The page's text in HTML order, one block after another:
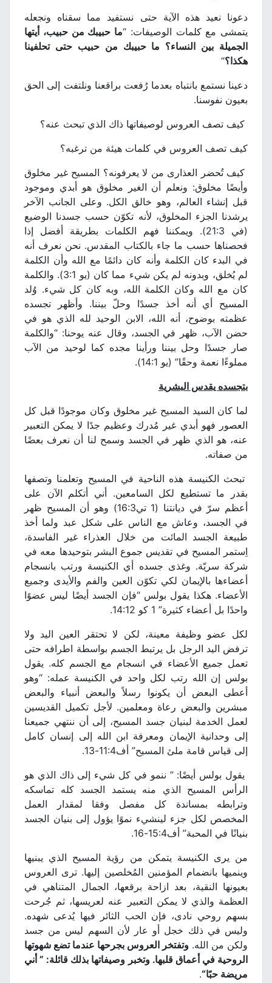
دعونا نعيد هذه الآية حتى نستفيد مما سقناه ونجعله
يتمشى مع كلمات الوصيفات: “ما حبيبك من حبيب، أيتها
الجميلة بين النساء؟ ما حبيبك من حبيب حتى تحلفينا
هكذا؟“
دعينا نستمع بانتباه بعدما رُفعت براقعنا ونلتفت إلى الحق
بعيون نفوسنا.
كيف تصف العروس لوصيفاتها ذاك الذي تبحث عنه؟
كيف تصف العروس في كلمات هيئة من ترغبه؟
كيف تُحضر العذارى من لا يعرفونه؟ المسيح غير مخلوق
وأيضًا مخلوق: ونعلم أن الغير مخلوق هو أبدي وموجود
قبل إنشاء العالم، وهو خالق الكل. وعلى الجانب الآخر
يرشدنا الجزء المخلوق، لأنه تكوّن حسب جسدنا الوضيع
(في 21:3). ويمكننا فهم الكلمات بطريقة أفضل إذا
فحصناها حسب ما جاء بالكتاب المقدس. نحن نعرف أنه
في البدء كان الكلمة وأنه كان دائمًا مع الله وأن الكلمة
لم يُخلق، وبدونه لم يكن شيء مما كان (يو 3:1). والكلمة
كان مع الله وكان الكلمة الله، وبه كان كل شيء. وُلد
المسيح أي أنه أخذ جسدًا وحلّ بيننا. وأظهر تجسده
عظمته بوضوح، أنه الله، الابن الوحيد لله الذي هو في
حضن الآب، ظهر في الجسد، وقال عنه يوحنا: “والكلمة
صار جسدًا وحل بيننا ورأينا مجده كما لوحيد من الآب
مملوءًا نعمة وحقًا” (يو 14:1).
بتجسده يقدس البشرية
لما كان السيد المسيح غير مخلوق وكان موجودًا قبل كل
العصور فهو أبدي غير مُدرك وعظيم جدًا لا يمكن التعبير
عنه، هو الذي ظهر في الجسد وسمح لنا أن نعرف بعضًا
من صفاته.
تبحث الكنيسة هذه الناحية في المسيح وتعلمنا وتصفها
بقدر ما تستطيع لكل السامعين. أني أتكلم الآن على
أعظم سرّ في ديانتنا (1 تي16:3) وهو أن المسيح ظهر
في الجسد، وعاش مع الناس على شكل عبد ولما أخذ
طبيعة الجسد المائت من خلال العذراء غير الفاسدة،
اِستمر المسيح في تقديس جموع البشر بتوحيدها معه في
شركة سريّة. وغذى جسده أي الكنيسة ورتب بانسجام
أعضاءها بالإيمان لكي تكوّن العين والفم والأيدى وجميع
الأعضاء. هكذا يقول بولس “فإن الجسد أيضًا ليس عضوًا
واحدًا بل أعضاء كثيرة” 1 كو 14:12.
لكل عضو وظيفة معينة، لكن لا تحتقر العين اليد ولا
ترفض اليد الرجل بل يرتبط الجسم بواسطة اطرافه حتى
تعمل جميع الأعضاء في انسجام مع الجسم كله. يقول
بولس إن الله رتب لكل واحد في الكنيسة عمله: “وهو
أعطى البعض أن يكونوا رسلاً والبعض أنبياء والبعض
مبشرين والبعض رعاة ومعلمين. لأجل تكميل القديسين
لعمل الخدمة لبنيان جسد المسيح، إلى أن ننتهي جميعنا
إلى وحدانية الإيمان ومعرفة ابن الله إلى إنسان كامل
إلى قياس قامة ملئ المسيح” أف11:4-13.
يقول بولس أيضًا: ” ننمو في كل شيء إلى ذاك الذي هو
الرأس المسيح الذي منه يستمد الجسد كله تماسكه
وترابطه بمساندة كل مفصل وفقا لمقدار العمل
المخصص لكل جزء لينشيء نموًا يؤول إلى بنيان الجسد
بنيانًا في المحبة” أف15:4-16.
من يرى الكنيسة يتمكن من رؤية المسيح الذي يبنيها
وينميها بانضمام المؤمنين المُخلصين إليها. ترى العروس
بعيونها النقية، بعد ازاحة برقعها، الجمال المتناهي في
العظمة والذي لا يمكن التعبير عنه لعريسها، ثم جُرحت
بسهم روحي نادى، فإن الحب الثائر فيها يُدعى شهده.
وليس في ذلك خجل أو عار لأن السهم ليس من جسد
ولكن من الله.وتفتخر العروس بجرحها عندما تضع شهوتها
الروحية في أعماق قلبها. وتخبر وصيفاتها بذلك قائلة: ” أني
مريضة حبًا“
.